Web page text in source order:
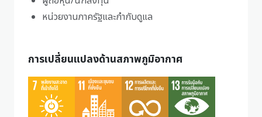
หน่วยงานภาครัฐและกำกับดูแล
การเปลี่ยนแปลงด้านสภาพภูมิอากาศ